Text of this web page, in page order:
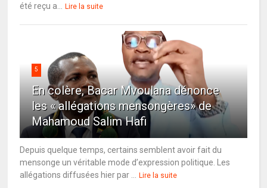
été reçu a...
Lire la suite
5
En colère, Bacar Mvoulana dénonce
les « allégations mensongères» de
Mahamoud Salim Hafi
Depuis quelque temps, certains semblent avoir fait du
mensonge un véritable mode d’expression politique. Les
allégations diffusées hier par ...
Lire la suite